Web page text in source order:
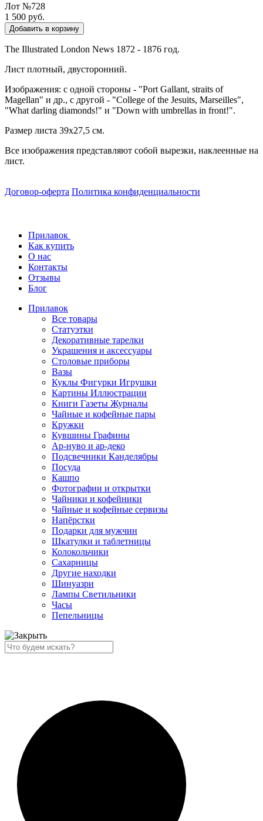
Лот №728
1 500 руб.
Добавить в корзину
The Illustrated London News 1872 - 1876 год.
Лист плотный, двусторонний.
Изображения: с одной стороны - "Port Gallant, straits of
Magellan" и др., с другой - "College of the Jesuits, Marseilles",
"What darling diamonds!" и "Down with umbrellas in front!".
Размер листа 39х27,5 см.
Все изображения представляют собой вырезки, наклеенные на
лист.
Договор-оферта Политика конфиденциальности
Прилавок
Как купить
О нас
Контакты
Отзывы
Блог
Прилавок
Все товары
Статуэтки
Декоративные тарелки
Украшения и аксессуары
Столовые приборы
Вазы
Куклы Фигурки Игрушки
Картины Иллюстрации
Книги Газеты Журналы
Чайные и кофейные пары
Кружки
Кувшины Графины
Ар-нуво и ар-деко
Подсвечники Канделябры
Посуда
Кашпо
Фотографии и открытки
Чайники и кофейники
Чайные и кофейные сервизы
Напёрстки
Подарки для мужчин
Шкатулки и таблетницы
Колокольчики
Сахарницы
Другие находки
Шинуазри
Лампы Светильники
Часы
Пепельницы